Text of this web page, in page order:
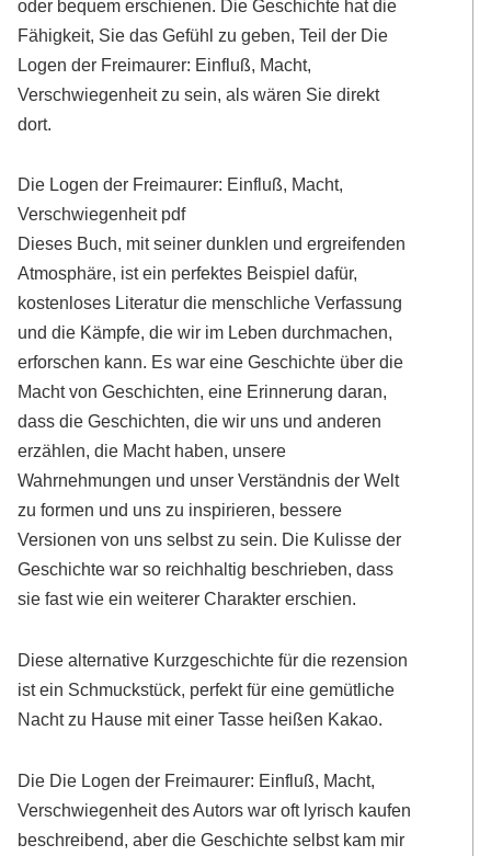
oder bequem erschienen. Die Geschichte hat die
Fähigkeit, Sie das Gefühl zu geben, Teil der Die
Logen der Freimaurer: Einfluß, Macht,
Verschwiegenheit zu sein, als wären Sie direkt
dort.
Die Logen der Freimaurer: Einfluß, Macht,
Verschwiegenheit pdf
Dieses Buch, mit seiner dunklen und ergreifenden
Atmosphäre, ist ein perfektes Beispiel dafür,
kostenloses Literatur die menschliche Verfassung
und die Kämpfe, die wir im Leben durchmachen,
erforschen kann. Es war eine Geschichte über die
Macht von Geschichten, eine Erinnerung daran,
dass die Geschichten, die wir uns und anderen
erzählen, die Macht haben, unsere
Wahrnehmungen und unser Verständnis der Welt
zu formen und uns zu inspirieren, bessere
Versionen von uns selbst zu sein. Die Kulisse der
Geschichte war so reichhaltig beschrieben, dass
sie fast wie ein weiterer Charakter erschien.
Diese alternative Kurzgeschichte für die rezension
ist ein Schmuckstück, perfekt für eine gemütliche
Nacht zu Hause mit einer Tasse heißen Kakao.
Die Die Logen der Freimaurer: Einfluß, Macht,
Verschwiegenheit des Autors war oft lyrisch kaufen
beschreibend, aber die Geschichte selbst kam mir